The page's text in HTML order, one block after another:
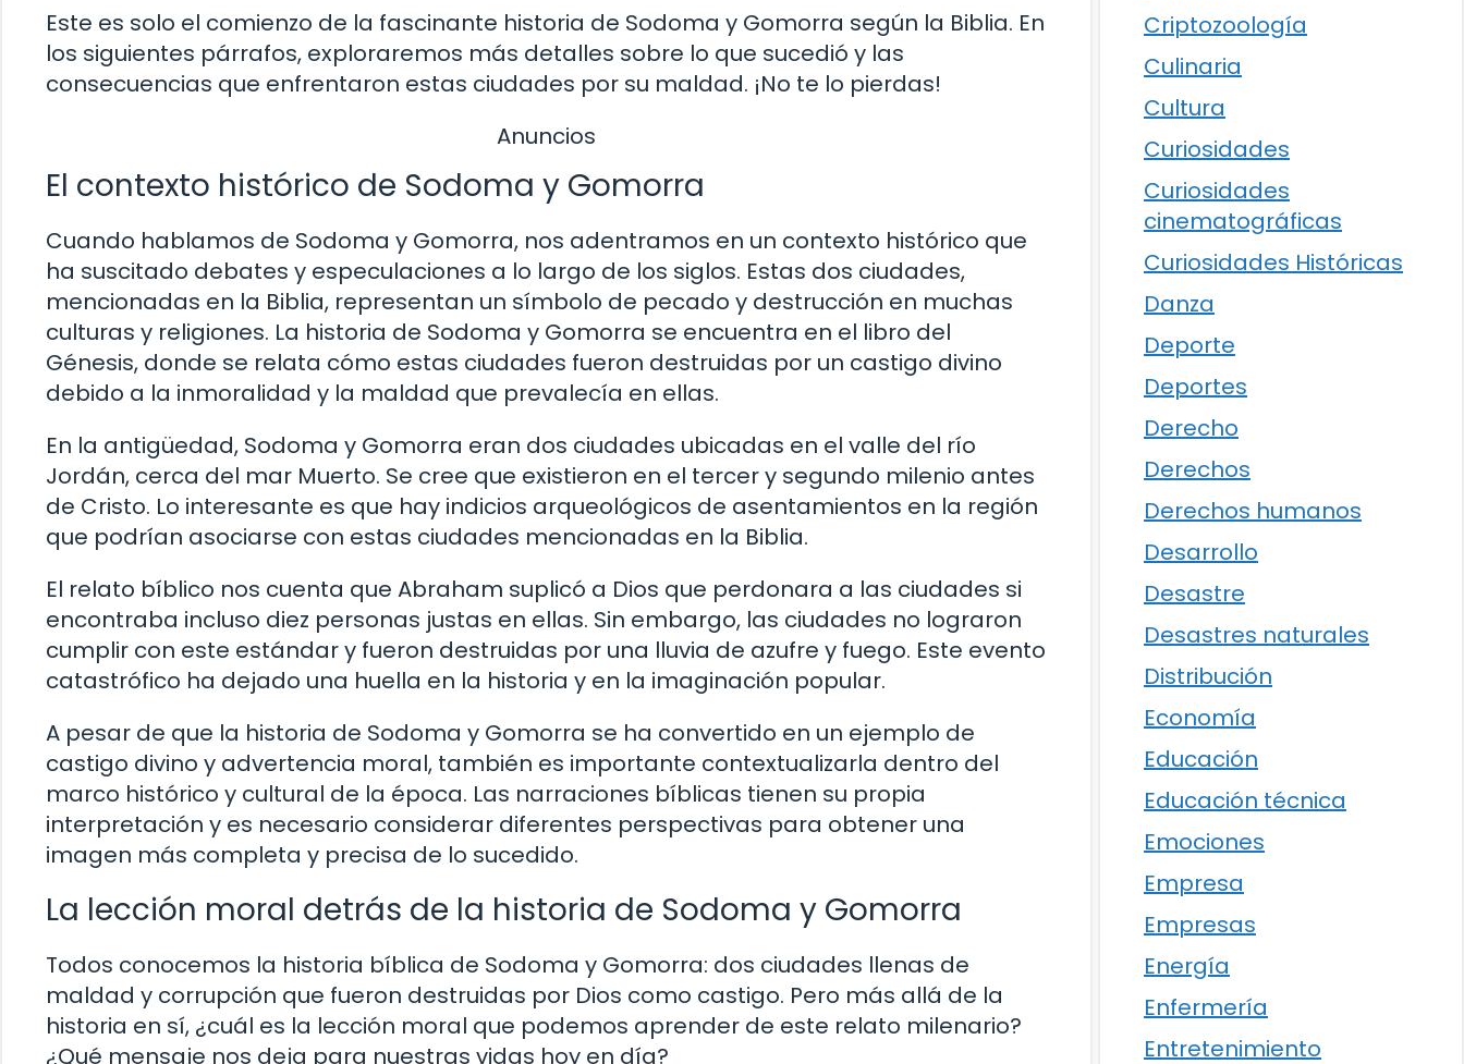
Este es solo el comienzo de la fascinante historia de Sodoma y Gomorra según la Biblia. En
los siguientes párrafos, exploraremos más detalles sobre lo que sucedió y las
consecuencias que enfrentaron estas ciudades por su maldad. ¡No te lo pierdas!
Anuncios
El contexto histórico de Sodoma y Gomorra
Cuando hablamos de Sodoma y Gomorra, nos adentramos en un contexto histórico que
ha suscitado debates y especulaciones a lo largo de los siglos. Estas dos ciudades,
mencionadas en la Biblia, representan un símbolo de pecado y destrucción en muchas
culturas y religiones. La historia de Sodoma y Gomorra se encuentra en el libro del
Génesis, donde se relata cómo estas ciudades fueron destruidas por un castigo divino
debido a la inmoralidad y la maldad que prevalecía en ellas.
En la antigüedad, Sodoma y Gomorra eran dos ciudades ubicadas en el valle del río
Jordán, cerca del mar Muerto. Se cree que existieron en el tercer y segundo milenio antes
de Cristo. Lo interesante es que hay indicios arqueológicos de asentamientos en la región
que podrían asociarse con estas ciudades mencionadas en la Biblia.
El relato bíblico nos cuenta que Abraham suplicó a Dios que perdonara a las ciudades si
encontraba incluso diez personas justas en ellas. Sin embargo, las ciudades no lograron
cumplir con este estándar y fueron destruidas por una lluvia de azufre y fuego. Este evento
catastrófico ha dejado una huella en la historia y en la imaginación popular.
A pesar de que la historia de Sodoma y Gomorra se ha convertido en un ejemplo de
castigo divino y advertencia moral, también es importante contextualizarla dentro del
marco histórico y cultural de la época. Las narraciones bíblicas tienen su propia
interpretación y es necesario considerar diferentes perspectivas para obtener una
imagen más completa y precisa de lo sucedido.
La lección moral detrás de la historia de Sodoma y Gomorra
Todos conocemos la historia bíblica de Sodoma y Gomorra: dos ciudades llenas de
maldad y corrupción que fueron destruidas por Dios como castigo. Pero más allá de la
historia en sí, ¿cuál es la lección moral que podemos aprender de este relato milenario?
¿Qué mensaje nos deja para nuestras vidas hoy en día?
Criptozoología
Culinaria
Cultura
Curiosidades
Curiosidades
cinematográficas
Curiosidades Históricas
Danza
Deporte
Deportes
Derecho
Derechos
Derechos humanos
Desarrollo
Desastre
Desastres naturales
Distribución
Economía
Educación
Educación técnica
Emociones
Empresa
Empresas
Energía
Enfermería
Entretenimiento